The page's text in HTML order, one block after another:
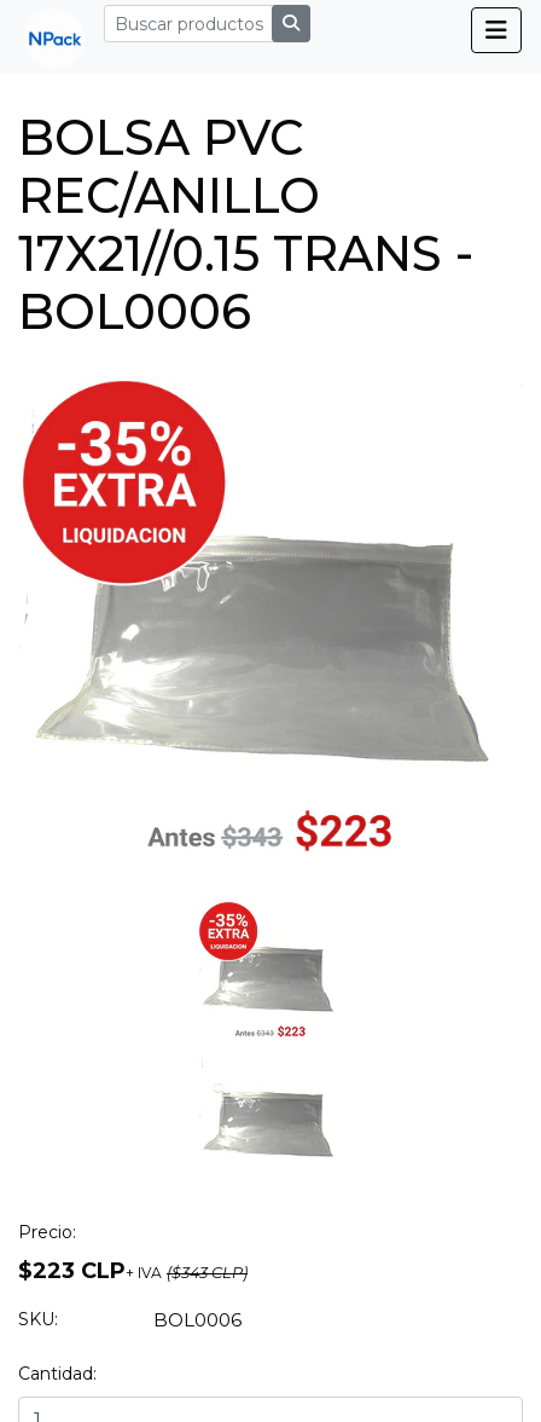
BOLSA PVC
REC/ANILLO
17X21//0.15 TRANS -
BOL0006
Precio:
$223 CLP+ IVA ($343 CLP)
SKU: BOL0006
Cantidad: